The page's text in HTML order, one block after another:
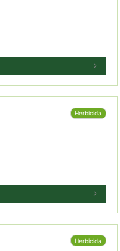
Herbicida
Herbicida